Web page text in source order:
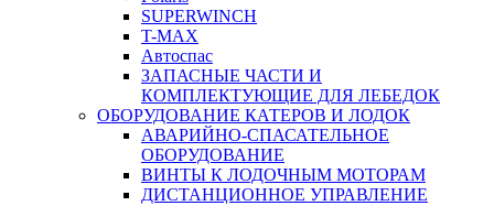
SUPERWINCH
T-MAX
Автоспас
ЗАПАСНЫЕ ЧАСТИ И
КОМПЛЕКТУЮЩИЕ ДЛЯ ЛЕБЕДОК
ОБОРУДОВАНИЕ КАТЕРОВ И ЛОДОК
АВАРИЙНО-СПАСАТЕЛЬНОЕ
ОБОРУДОВАНИЕ
ВИНТЫ К ЛОДОЧНЫМ МОТОРАМ
ДИСТАНЦИОННОЕ УПРАВЛЕНИЕ